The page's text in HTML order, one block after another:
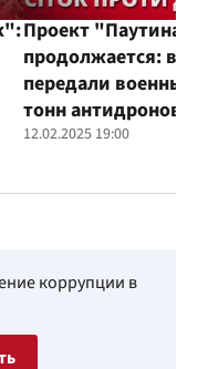
Проект "Паутина"
продолжается:
передали
тонн
12.02.2025 19:00
коррупции в